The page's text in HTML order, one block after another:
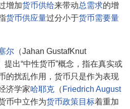
增加货币供给来带动总需求的增
货币供应量过分小于货币需要量
尔 （Jahan GustafKnut
出“中性货币”概念，指在真实或
的扰乱作用，货币只是作为表现
济学家哈耶克 （ Friedrich August
币中立作为货币政策目标着重加